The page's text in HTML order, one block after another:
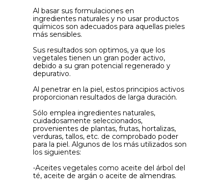
Al basar sus formulaciones en
ingredientes naturales y no usar productos
químicos son adecuados para aquellas pieles
más sensibles.
Sus resultados son optimos, ya que los
vegetales tienen un gran poder activo,
debido a su gran potencial regenerado y
depurativo.
Al penetrar en la piel, estos principios activos
proporcionan resultados de larga duración.
Sólo emplea ingredientes naturales,
cuidadosamente seleccionados,
provenientes de plantas, frutas, hortalizas,
verduras, tallos, etc. de comprobado poder
para la piel. Algunos de los más utilizados son
los siguientes:
-Aceites vegetales como aceite del árbol del
té, aceite de argán o aceite de almendras.